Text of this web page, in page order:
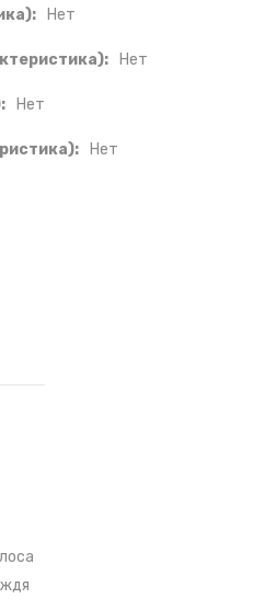
Нет
Нет
Нет
Нет